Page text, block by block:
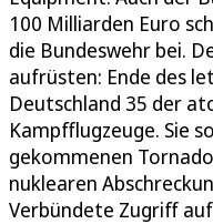
100 Milliarden Euro
die Bundeswehr bei.
aufrüsten: Ende des
Deutschland 35 der
Kampfflugzeuge. Sie
gekommenen
nuklearen
Verbündete Zugriff